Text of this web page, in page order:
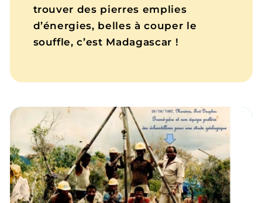
trouver des pierres emplies
d’énergies, belles à couper le
souffle, c’est Madagascar !